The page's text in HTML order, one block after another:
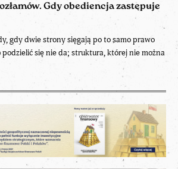
Gdy obediencja zastępuje
gdy dwie strony sięgają po to samo prawo
się nie da; struktura, której nie można